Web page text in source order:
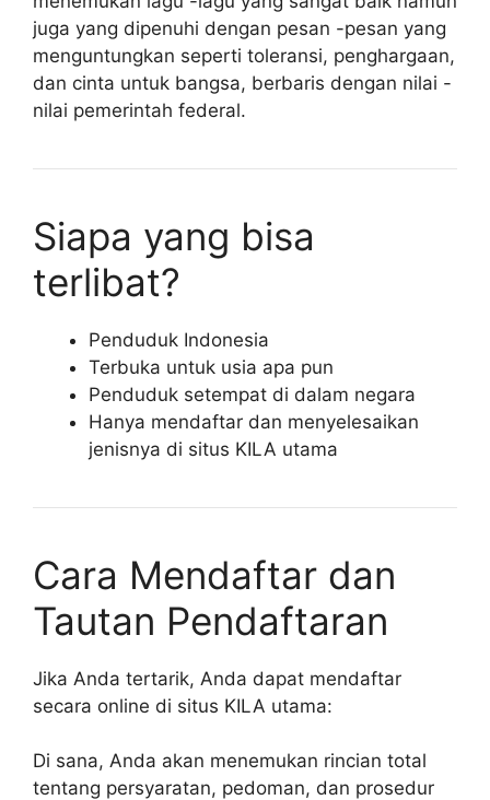
juga yang dipenuhi dengan pesan -pesan yang
menguntungkan seperti toleransi, penghargaan,
dan cinta untuk bangsa, berbaris dengan nilai -
nilai pemerintah federal.
Siapa yang bisa
terlibat?
Penduduk Indonesia
Terbuka untuk usia apa pun
Penduduk setempat di dalam negara
Hanya mendaftar dan menyelesaikan
jenisnya di situs KILA utama
Cara Mendaftar dan
Tautan Pendaftaran
Jika Anda tertarik, Anda dapat mendaftar
secara online di situs KILA utama:
Di sana, Anda akan menemukan rincian total
tentang persyaratan, pedoman, dan prosedur